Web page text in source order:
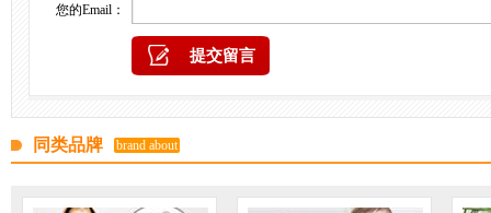
您的Email：
同类品牌 brand about